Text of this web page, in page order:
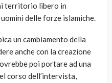
territorio libero in
delle forze islamiche.
un cambiamento della
anche con la creazione
poi portare ad una
corso dell’intervista,